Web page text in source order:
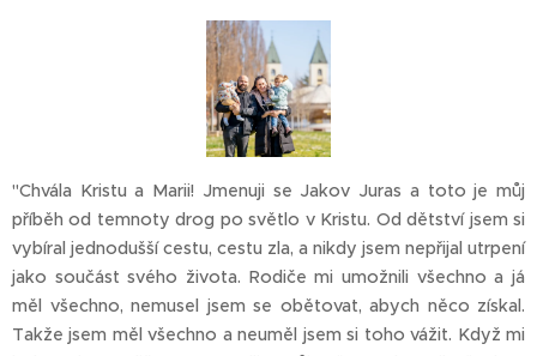
"Chvála Kristu a Marii! Jmenuji se Jakov Juras a toto je můj
příběh od temnoty drog po světlo v Kristu. Od dětství jsem si
vybíral jednodušší cestu, cestu zla, a nikdy jsem nepřijal utrpení
jako součást svého života. Rodiče mi umožnili všechno a já
měl všechno, nemusel jsem se obětovat, abych něco získal.
Takže jsem měl všechno a neuměl jsem si toho vážit. Když mi